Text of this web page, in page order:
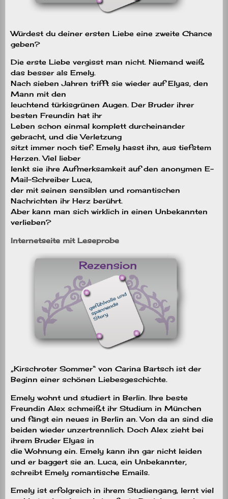
Würdest du deiner ersten Liebe eine zweite Chance
geben?
Die erste Liebe vergisst man nicht. Niemand weiß
das besser als Emely.
Nach sieben Jahren trifft sie wieder auf Elyas, den
Mann mit den
leuchtend türkisgrünen Augen. Der Bruder ihrer
besten Freundin hat ihr
Leben schon einmal komplett durcheinander
gebracht, und die Verletzung
sitzt immer noch tief. Emely hasst ihn, aus tiefstem
Herzen. Viel lieber
lenkt sie ihre Aufmerksamkeit auf den anonymen E-
Mail-Schreiber Luca,
der mit seinen sensiblen und romantischen
Nachrichten ihr Herz berührt.
Aber kann man sich wirklich in einen Unbekannten
verlieben?
Internetseite mit Leseprobe
„Kirschroter Sommer“ von Carina Bartsch ist der
Beginn einer schönen Liebesgeschichte.
Emely wohnt und studiert in Berlin. Ihre beste
Freundin Alex schmeißt ihr Studium in München
und fängt ein neues in Berlin an. Von da an sind die
beiden wieder unzertrennlich. Doch Alex zieht bei
ihrem Bruder Elyas in
die Wohnung ein. Emely kann ihn gar nicht leiden
und er baggert sie an. Luca, ein Unbekannter,
schreibt Emely romantische Emails.
Emely ist erfolgreich in ihrem Studiengang, lernt viel